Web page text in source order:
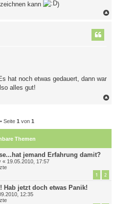
kann )
hat noch etwas gedauert, dann war
alles gut!
b
Seite 1 von 1
Themen
jemand Erfahrung damit?
« 19.05.2010, 17:57
1 2
Hab jetzt doch etwas Panik!
12:35